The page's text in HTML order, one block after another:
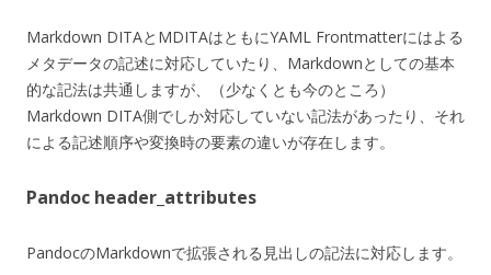
Markdown DITAとMDITAはともにYAML Frontmatterにはよる
メタデータの記述に対応していたり、Markdownとしての基本
的な記法は共通しますが、（少なくとも今のところ）
Markdown DITA側でしか対応していない記法があったり、それ
による記述順序や変換時の要素の違いが存在します。
Pandoc header_attributes
PandocのMarkdownで拡張される見出しの記法に対応します。